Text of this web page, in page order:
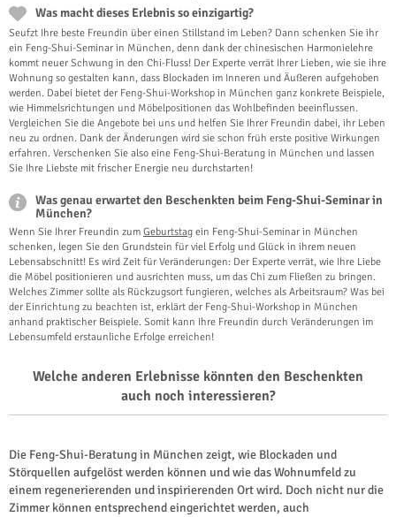
Was macht dieses Erlebnis so einzigartig?
Seufzt Ihre beste Freundin über einen Stillstand im Leben? Dann schenken Sie ihr
ein Feng-Shui-Seminar in München, denn dank der chinesischen Harmonielehre
kommt neuer Schwung in den Chi-Fluss! Der Experte verrät Ihrer Lieben, wie sie ihre
Wohnung so gestalten kann, dass Blockaden im Inneren und Äußeren aufgehoben
werden. Dabei bietet der Feng-Shui-Workshop in München ganz konkrete Beispiele,
wie Himmelsrichtungen und Möbelpositionen das Wohlbefinden beeinflussen.
Vergleichen Sie die Angebote bei uns und helfen Sie Ihrer Freundin dabei, ihr Leben
neu zu ordnen. Dank der Änderungen wird sie schon früh erste positive Wirkungen
erfahren. Verschenken Sie also eine Feng-Shui-Beratung in München und lassen
Sie Ihre Liebste mit frischer Energie neu durchstarten!
Was genau erwartet den Beschenkten beim Feng-Shui-Seminar in
München?
Wenn Sie Ihrer Freundin zum Geburtstag ein Feng-Shui-Seminar in München
schenken, legen Sie den Grundstein für viel Erfolg und Glück in ihrem neuen
Lebensabschnitt! Es wird Zeit für Veränderungen: Der Experte verrät, wie Ihre Liebe
die Möbel positionieren und ausrichten muss, um das Chi zum Fließen zu bringen.
Welches Zimmer sollte als Rückzugsort fungieren, welches als Arbeitsraum? Was bei
der Einrichtung zu beachten ist, erklärt der Feng-Shui-Workshop in München
anhand praktischer Beispiele. Somit kann Ihre Freundin durch Veränderungen im
Lebensumfeld erstaunliche Erfolge erreichen!
Welche anderen Erlebnisse könnten den Beschenkten
auch noch interessieren?
Die Feng-Shui-Beratung in München zeigt, wie Blockaden und
Störquellen aufgelöst werden können und wie das Wohnumfeld zu
einem regenerierenden und inspirierenden Ort wird. Doch nicht nur die
Zimmer können entsprechend eingerichtet werden, auch